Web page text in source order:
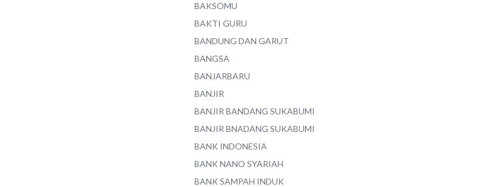
BAKSOMU
BAKTI GURU
BANDUNG DAN GARUT
BANGSA
BANJARBARU
BANJIR
BANJIR BANDANG SUKABUMI
BANJIR BNADANG SUKABUMI
BANK INDONESIA
BANK NANO SYARIAH
BANK SAMPAH INDUK